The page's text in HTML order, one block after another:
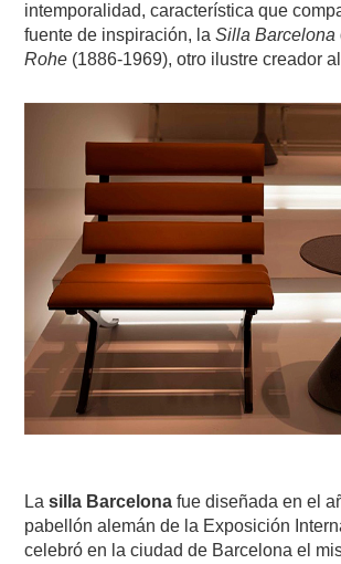
intemporalidad, característica que
fuente de inspiración, laSilla Barcelona
Rohe (1886-1969), otro ilustre creador
Lasilla Barcelona fue diseñada en el
pabellón alemán de la Exposición
celebró en la ciudad de Barcelona el